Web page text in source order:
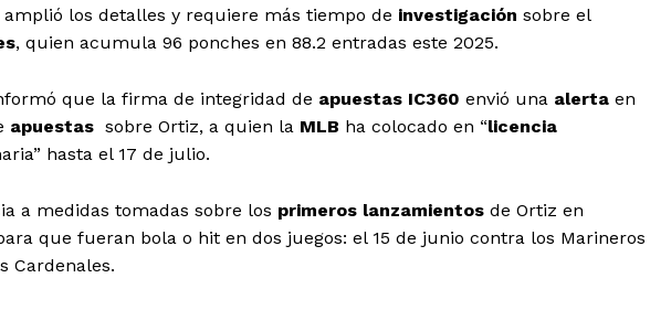
los detalles y requiere más tiempo de investigación sobre el
, quien acumula 96 ponches en 88.2 entradas este 2025.
que la firma de integridad de apuestas IC360 envió una alerta en
apuestas sobre Ortiz, a quien la MLB ha colocado en “licencia
hasta el 17 de julio.
a medidas tomadas sobre los primeros lanzamientos de Ortiz en
que fueran bola o hit en dos juegos: el 15 de junio contra los Marineros
Cardenales.